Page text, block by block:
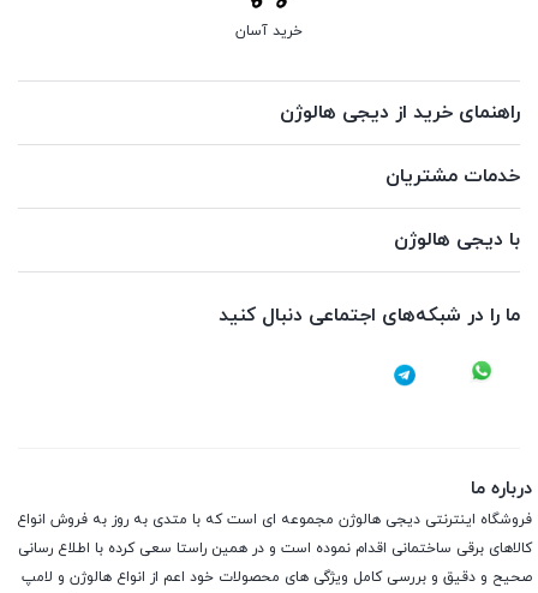
خرید آسان
راهنمای خرید از دیجی هالوژن
خدمات مشتریان
با دیجی هالوژن
ما را در شبکه‌های اجتماعی دنبال کنید
درباره ما
فروشگاه اینترنتی دیجی هالوژن مجموعه ای است که با متدی به روز به فروش انواع
کالاهای برقی ساختمانی اقدام نموده است و در همین راستا سعی کرده با اطلاع رسانی
صحیح و دقیق و بررسی کامل ویژگی های محصولات خود اعم از انواع هالوژن و لامپ